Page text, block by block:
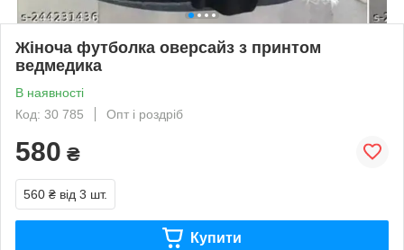
Жіноча футболка оверсайз з принтом
ведмедика
В наявності
Код: 30 785
Опт і роздріб
580 ₴
560 ₴ від 3 шт.
Купити